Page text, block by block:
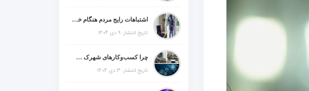
اشتباهات رایج مردم هنگام خرید دزدگیر منزل
تاریخ انتشار: 9 دی 1404
چرا کسب‌وکارهای شهرک صنعتی چهاردانگه فوراً به طراحی سایت نیاز دارند؟
تاریخ انتشار: 3 دی 1404